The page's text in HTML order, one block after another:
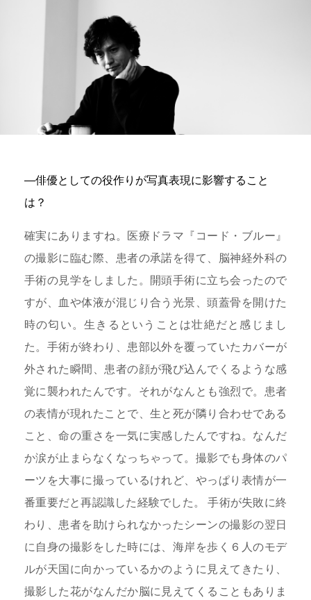
―俳優としての役作りが写真表現に影響すること
は？
確実にありますね。医療ドラマ『コード・ブルー』
の撮影に臨む際、患者の承諾を得て、脳神経外科の
手術の見学をしました。開頭手術に立ち会ったので
すが、血や体液が混じり合う光景、頭蓋骨を開けた
時の匂い。生きるということは壮絶だと感じまし
た。手術が終わり、患部以外を覆っていたカバーが
外された瞬間、患者の顔が飛び込んでくるような感
覚に襲われたんです。それがなんとも強烈で。患者
の表情が現れたことで、生と死が隣り合わせである
こと、命の重さを一気に実感したんですね。なんだ
か涙が止まらなくなっちゃって。撮影でも身体のパ
ーツを大事に撮っているけれど、やっぱり表情が一
番重要だと再認識した経験でした。 手術が失敗に終
わり、患者を助けられなかったシーンの撮影の翌日
に自身の撮影をした時には、海岸を歩く６人のモデ
ルが天国に向かっているかのように見えてきたり、
撮影した花がなんだか脳に見えてくることもありま